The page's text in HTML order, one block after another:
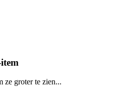
ze groter te zien...